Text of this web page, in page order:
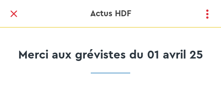
Actus HDF
Merci aux grévistes du 01 avril 25